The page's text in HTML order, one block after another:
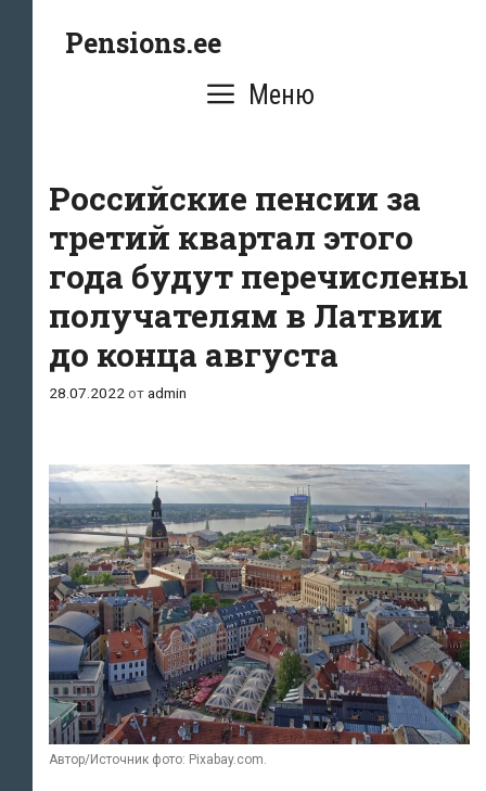
Pensions.ee
Меню
Российские пенсии за
третий квартал этого
года будут перечислены
получателям в Латвии
до конца августа
28.07.2022 отadmin
Автор/Источник фото: Pixabay.com.